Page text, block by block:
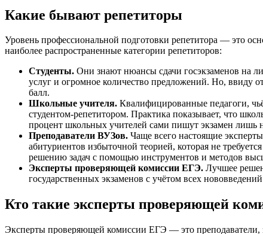
Какие бывают репетиторы
Уровень профессиональной подготовки репетитора — это
наиболее распространенные категории репетиторов:
Студенты. Они знают нюансы сдачи госэкзаменов на
услуг и огромное количество предложений. Но, ввиду
балл.
Школьные учителя. Квалифицированные педагоги,
студентом-репетитором. Практика показывает, что
процент школьных учителей сами пишут экзамен лишь
Преподаватели ВУЗов. Чаще всего настоящие
абитуриентов избыточной теорией, которая не
решению задач с помощью инструментов и методов
Эксперты проверяющей комиссии ЕГЭ. Лучшее
государственных экзаменов с учётом всех
Кто такие эксперты проверяющей
Эксперты проверяющей комиссии ЕГЭ — это преподаватели,